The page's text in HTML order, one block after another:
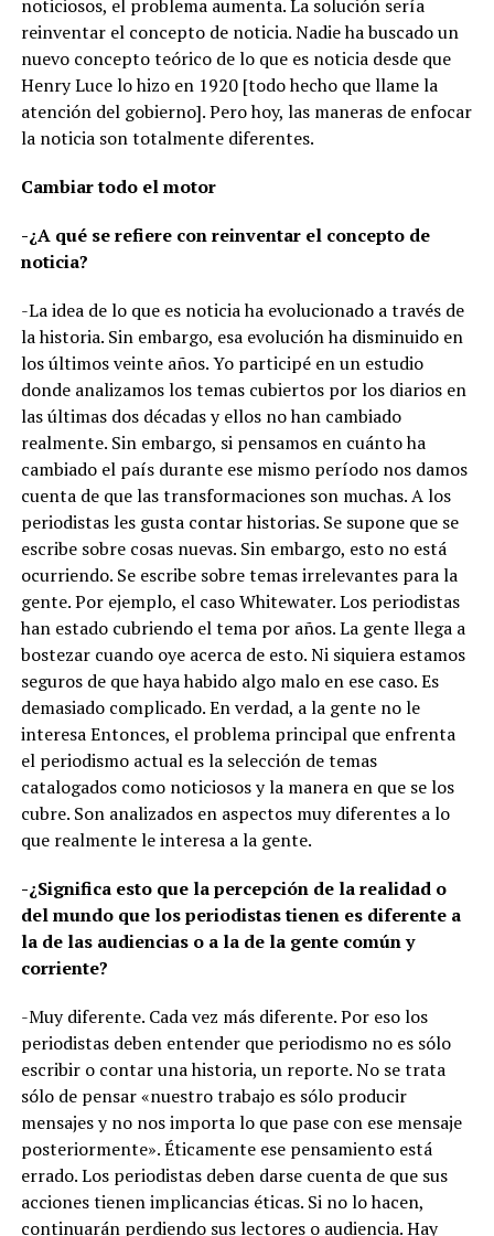
noticiosos, el problema aumenta. La solución sería
reinventar el concepto de noticia. Nadie ha buscado un
nuevo concepto teórico de lo que es noticia desde que
Henry Luce lo hizo en 1920 [todo hecho que llame la
atención del gobierno]. Pero hoy, las maneras de enfocar
la noticia son totalmente diferentes.
Cambiar todo el motor
-¿A qué se refiere con reinventar el concepto de
noticia?
-La idea de lo que es noticia ha evolucionado a través de
la historia. Sin embargo, esa evolución ha disminuido en
los últimos veinte años. Yo participé en un estudio
donde analizamos los temas cubiertos por los diarios en
las últimas dos décadas y ellos no han cambiado
realmente. Sin embargo, si pensamos en cuánto ha
cambiado el país durante ese mismo período nos damos
cuenta de que las transformaciones son muchas. A los
periodistas les gusta contar historias. Se supone que se
escribe sobre cosas nuevas. Sin embargo, esto no está
ocurriendo. Se escribe sobre temas irrelevantes para la
gente. Por ejemplo, el caso Whitewater. Los periodistas
han estado cubriendo el tema por años. La gente llega a
bostezar cuando oye acerca de esto. Ni siquiera estamos
seguros de que haya habido algo malo en ese caso. Es
demasiado complicado. En verdad, a la gente no le
interesa Entonces, el problema principal que enfrenta
el periodismo actual es la selección de temas
catalogados como noticiosos y la manera en que se los
cubre. Son analizados en aspectos muy diferentes a lo
que realmente le interesa a la gente.
-¿Significa esto que la percepción de la realidad o
del mundo que los periodistas tienen es diferente a
la de las audiencias o a la de la gente común y
corriente?
-Muy diferente. Cada vez más diferente. Por eso los
periodistas deben entender que periodismo no es sólo
escribir o contar una historia, un reporte. No se trata
sólo de pensar «nuestro trabajo es sólo producir
mensajes y no nos importa lo que pase con ese mensaje
posteriormente». Éticamente ese pensamiento está
errado. Los periodistas deben darse cuenta de que sus
acciones tienen implicancias éticas. Si no lo hacen,
continuarán perdiendo sus lectores o audiencia. Hay